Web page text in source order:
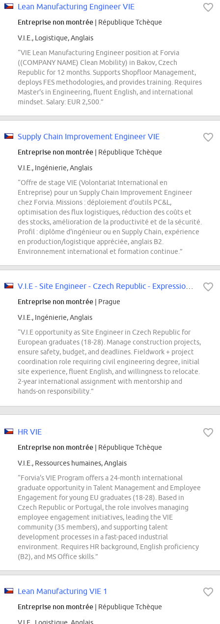
Lean Manufacturing Engineer VIE
Entreprise non montrée | République Tchèque
V.I.E., Logistique, Anglais
“VIE Lean Manufacturing Engineer position at Forvia
((COMPANY NAME) Clean Mobility) in Bakov, Czech
Republic for 12 months. Supports Shopfloor Management,
deploys FES methodologies, and provides training. Requires
Master's in Engineering, fluent English, and international
mindset. Salary: EUR 2,500.”
Supply Chain Improvement Engineer VIE
Entreprise non montrée | République Tchèque
V.I.E., Ingénierie, Anglais
“Offre de stage VIE (Volontariat International en
Entreprise) pour un Supply Chain Improvement Engineer
chez Forvia. Missions : déploiement d'outils PC&L,
optimisation des flux logistiques, réduction des coûts et
des stocks, amélioration de la productivité et de la sécurité.
Profil : diplôme d'ingénieur ou en Supply Chain, expérience
en production/logistique appréciée, anglais B2.
Environnement international et formation continue.”
Entreprise non montrée | Prague
V.I.E., Ingénierie, Anglais
“V.I.E opportunity as Site Engineer in Czech Republic for
European graduates (18-28). Manage construction projects,
ensure safety, budget, and deadlines. Fieldwork + project
coordination role requiring civil engineering degree, initial
site experience, fluent English, and willingness to relocate.
2-year international assignment with mentorship and
hands-on responsibility.”
HR VIE
Entreprise non montrée | République Tchèque
V.I.E., Ressources humaines, Anglais
“Forvia's VIE Program offers a 24-month international
graduate opportunity in Talent Management and Employee
Engagement for young EU graduates (18-28). Based in
Czech Republic or Portugal, the role involves managing
employee engagement initiatives, leading the VIE
community (35 members), and supporting talent
development processes in a fast-paced industrial
environment. Requires HR background, English proficiency
(B2), and MS Office skills.”
Lean Manufacturing VIE 1
Entreprise non montrée | République Tchèque